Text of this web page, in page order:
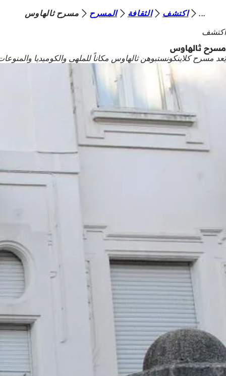
الانتقال إلى المحتوى
ن
ت
ه
اكتشف الثقافة المسرح
مسرح ثالهاوس
اكتشف
مسرح ثالهاوس
يُعد مسرح كلاينكونستبوهن ثالهاوس مكاناً للملهى والكوميديا